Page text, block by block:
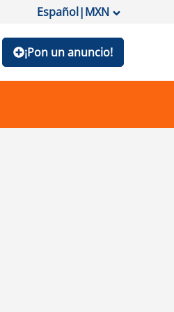
Español|MXN
¡Pon un anuncio!